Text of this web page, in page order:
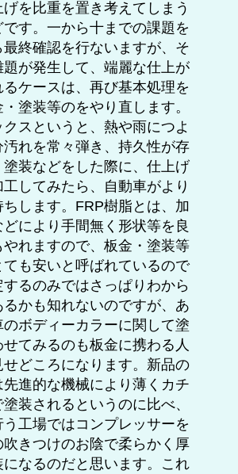
を比重を置き考えてしまう
す。一から十までの課題を
終確認を行ないますが、そ
が発生して、端麗な仕上が
るケースは、再び基本処理を
塗装等のをやり直します。
スというと、熱や雨につよ
れを常々弾き、持久性が存
装などをした際に、仕上げ
工してみたら、自動車がより
します。FRP樹脂とは、加
により手間無く形状等を良
やれますので、板金・塗装等
も安いと呼ばれているので
るのみではさっぱりわから
かも知れないのですが、あ
のボディーカラーに関して塗
てみるのも板金に携わる人
どころになります。新品の
進的な機械により薄くカチ
装されるというのに比べ、
工場ではコンプレッサーを
吹きつけのお陰で柔らかく厚
になるのだと思います。これ